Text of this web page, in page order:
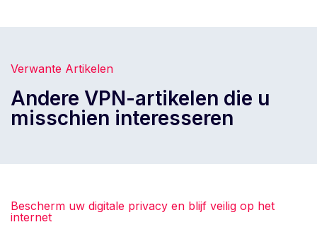
Verwante Artikelen
Andere VPN-artikelen die u
misschien interesseren
Bescherm uw digitale privacy en blijf veilig op het
internet